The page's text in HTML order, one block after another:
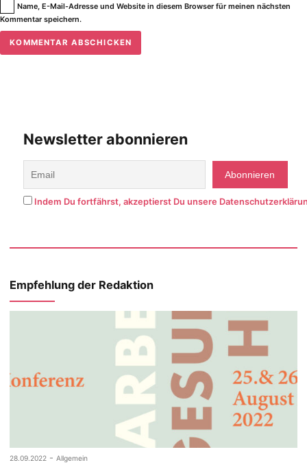
Name, E-Mail-Adresse und Website in diesem Browser für meinen nächsten
Kommentar speichern.
Newsletter abonnieren
Indem Du fortfährst, akzeptierst Du unsere
Empfehlung der Redaktion
28.09.2022 - Allgemein